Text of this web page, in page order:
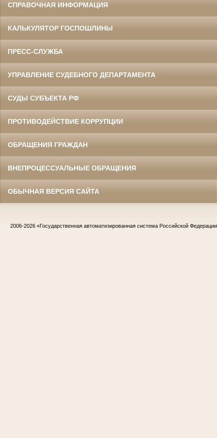
СПРАВОЧНАЯ ИНФОРМАЦИЯ
КАЛЬКУЛЯТОР ГОСПОШЛИНЫ
ПРЕСС-СЛУЖБА
УПРАВЛЕНИЕ СУДЕБНОГО ДЕПАРТАМЕНТА
СУДЫ СУБЪЕКТА РФ
ПРОТИВОДЕЙСТВИЕ КОРРУПЦИИ
ОБРАЩЕНИЯ ГРАЖДАН
ВНЕПРОЦЕССУАЛЬНЫЕ ОБРАЩЕНИЯ
ОБЫЧНАЯ ВЕРСИЯ САЙТА
2006-2026 «Государственная автоматизированная система Российской